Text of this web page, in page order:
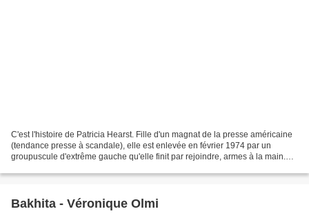
C'est l'histoire de Patricia Hearst. Fille d'un magnat de la presse américaine
(tendance presse à scandale), elle est enlevée en février 1974 par un
groupuscule d'extrême gauche qu'elle finit par rejoindre, armes à la main.
Bakhita - Véronique Olmi